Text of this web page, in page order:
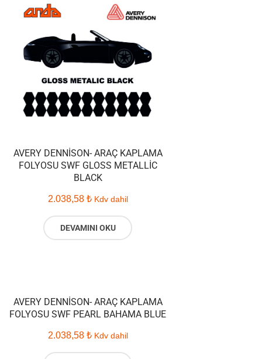
AVERY DENNISON- ARAÇ KAPLAMA
FOLYOSU SWF GLOSS METALLIC
BLACK
2.038,58 ₺ Kdv dahil
DEVAMINI OKU
AVERY DENNISON- ARAÇ KAPLAMA
FOLYOSU SWF PEARL BAHAMA BLUE
2.038,58 ₺ Kdv dahil